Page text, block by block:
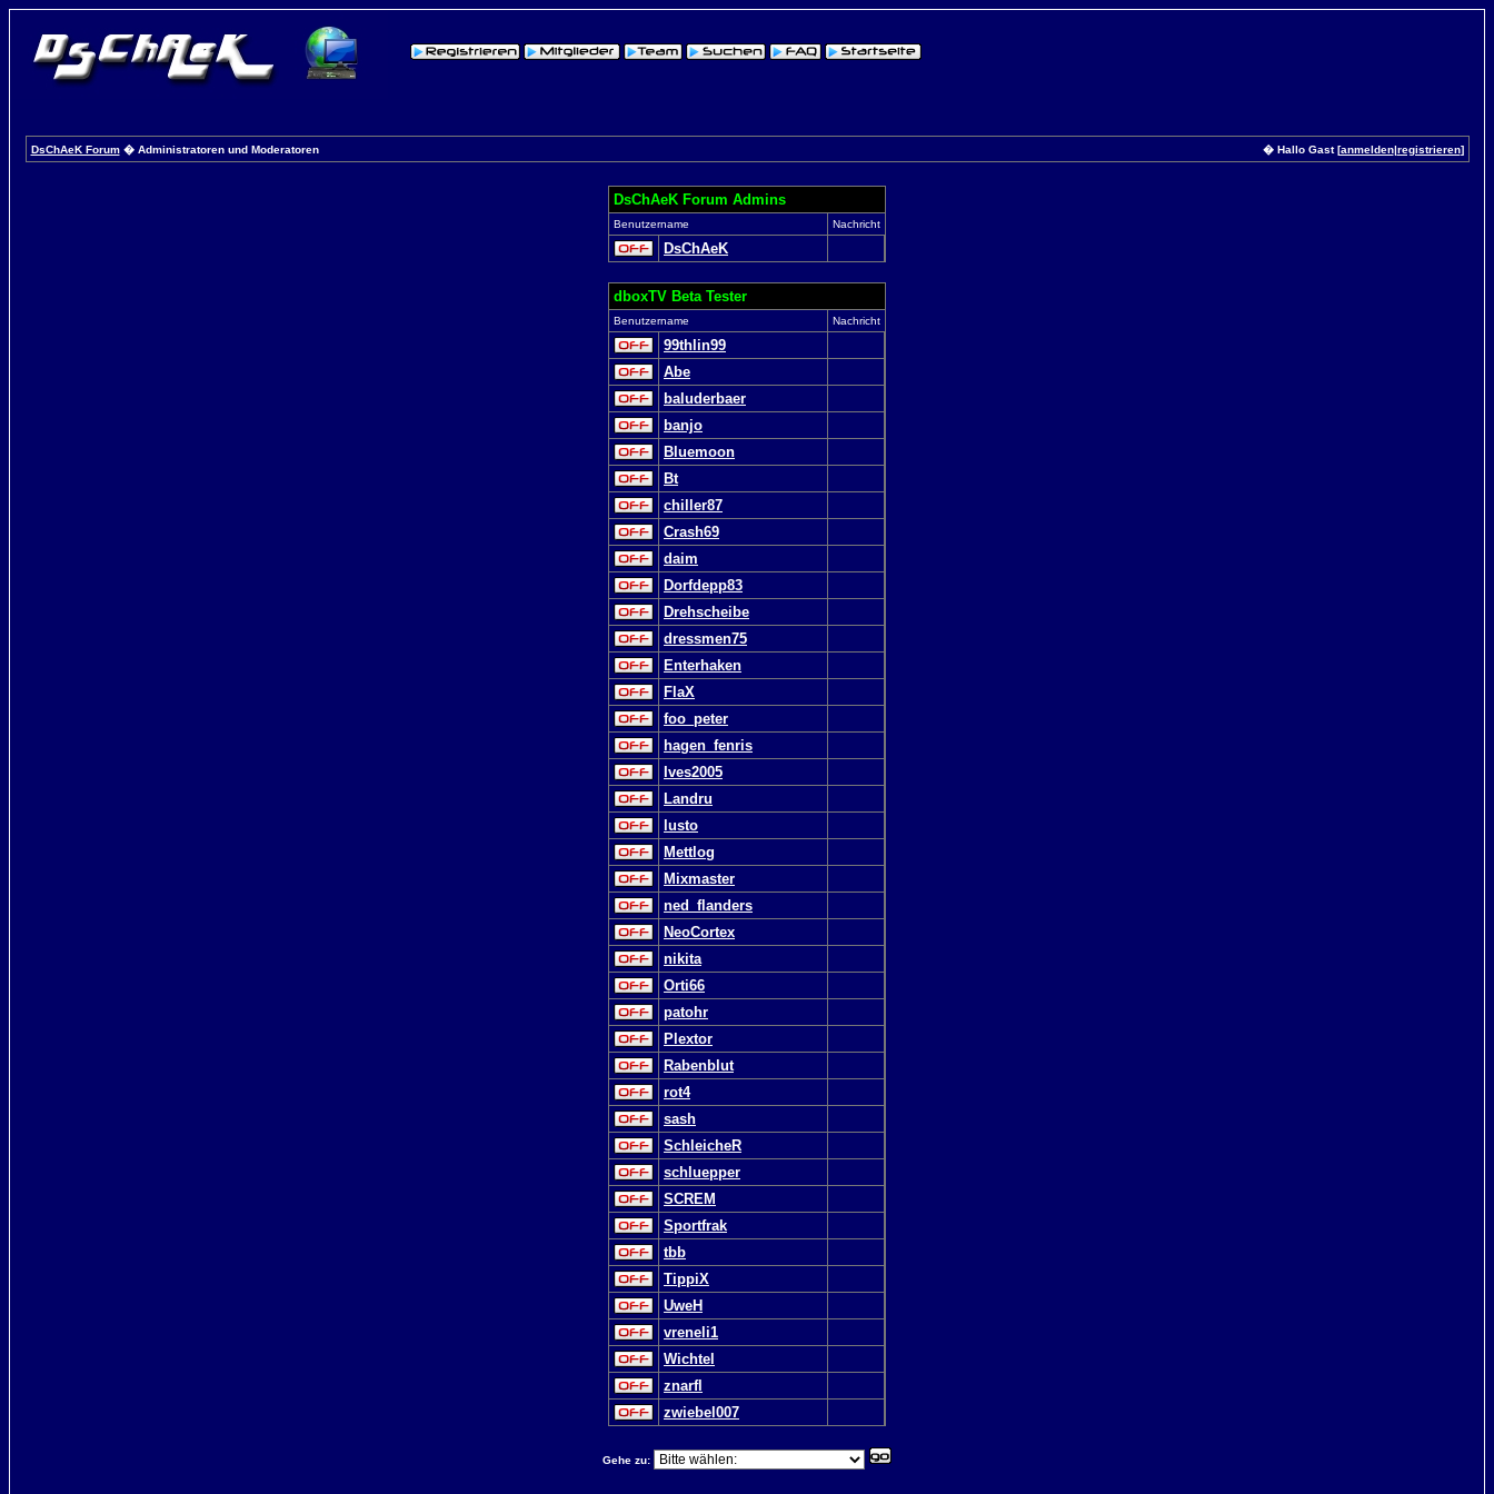
DsChAeK Forum� Administratoren und Moderatoren � Hallo Gast [anmelden|registrieren]
DsChAeK Forum Admins
Benutzername Nachricht
DsChAeK
dboxTV Beta Tester
Benutzername Nachricht
99thlin99
Abe
baluderbaer
banjo
Bluemoon
Bt
chiller87
Crash69
daim
Dorfdepp83
Drehscheibe
dressmen75
Enterhaken
FlaX
foo_peter
hagen_fenris
Ives2005
Landru
lusto
Mettlog
Mixmaster
ned_flanders
NeoCortex
nikita
Orti66
patohr
Plextor
Rabenblut
rot4
sash
SchleicheR
schluepper
SCREM
Sportfrak
tbb
TippiX
UweH
vreneli1
Wichtel
znarfl
zwiebel007
Gehe zu: